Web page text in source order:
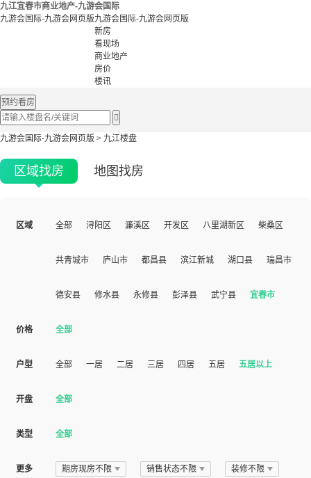
九江宜春市商业地产-九游会国际
九游会国际-九游会网页版九游会国际-九游会网页版
新房
看现场
商业地产
房价
楼讯
预约看房

九游会国际-九游会网页版 > 九江楼盘
区域找房 地图找房
区域 全部 浔阳区 濂溪区 开发区 八里湖新区 柴桑区
共青城市 庐山市 都昌县 滨江新城 湖口县 瑞昌市
德安县 修水县 永修县 彭泽县 武宁县 宜春市
价格 全部
户型 全部 一居 二居 三居 四居 五居 五居以上
开盘 全部
类型 全部
更多 期房现房不限 销售状态不限 装修不限